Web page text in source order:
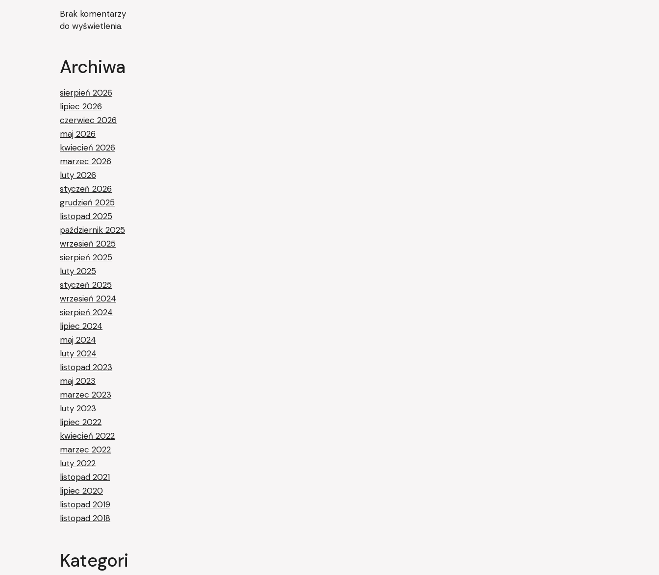
Brak komentarzy
do wyświetlenia.
Archiwa
sierpień 2026
lipiec 2026
czerwiec 2026
maj 2026
kwiecień 2026
marzec 2026
luty 2026
styczeń 2026
grudzień 2025
listopad 2025
październik 2025
wrzesień 2025
sierpień 2025
luty 2025
styczeń 2025
wrzesień 2024
sierpień 2024
lipiec 2024
maj 2024
luty 2024
listopad 2023
maj 2023
marzec 2023
luty 2023
lipiec 2022
kwiecień 2022
marzec 2022
luty 2022
listopad 2021
lipiec 2020
listopad 2019
listopad 2018
Kategori